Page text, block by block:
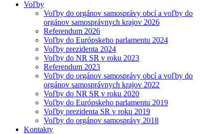
Voľby
Voľby do orgánov samosprávy obcí a voľby do
orgánov samosprávnych krajov 2026
Referendum 2026
Voľby do Európskeho parlamentu 2024
Voľby prezidenta 2024
Voľby do NR SR v roku 2023
Referendum 2023
Voľby do orgánov samosprávy obcí a voľby do
orgánov samosprávnych krajov 2022
Voľby do NR SR v roku 2020
Voľby do Európskeho parlamentu 2019
Voľby prezidenta SR v roku 2019
Voľby do orgánov samosprávy 2018
Kontakty